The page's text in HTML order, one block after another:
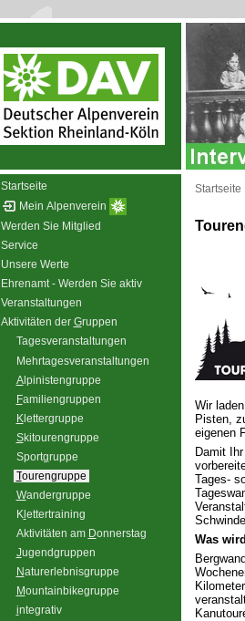
Startseite
Mein Alpenverein
Werden Sie Mitglied
Service
Unsere Werte
Ehrenamt - Werden Sie aktiv
Veranstaltungen
Aktivitäten der Gruppen
Tagesveranstaltungen
Mehrtagesveranstaltungen
Alpinistengruppe
Familiengruppen
Klettergruppe
Skitourengruppe
Sportgruppe
Tourengruppe
Wandergruppe
Kl ettertraining
Aktivitäten am Donnerstag
Jugendgruppen
Naturerlebnisgruppe
Mountainbikegruppe
integrativ
Startseite
Wir
Pisten,
eigenen
Damit
Tages-
Was